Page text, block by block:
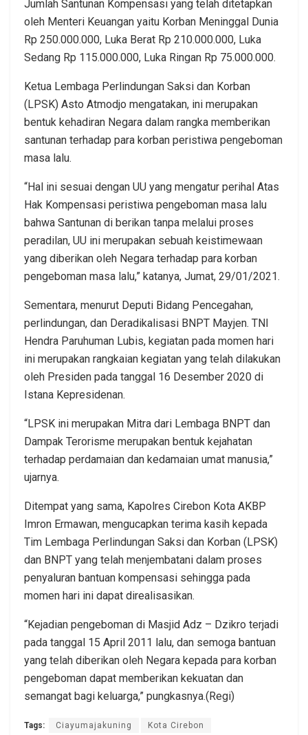
Jumlah Santunan Kompensasi yang telah ditetapkan
oleh Menteri Keuangan yaitu Korban Meninggal Dunia
Rp 250.000.000, Luka Berat Rp 210.000.000, Luka
Sedang Rp 115.000.000, Luka Ringan Rp 75.000.000.
Ketua Lembaga Perlindungan Saksi dan Korban
(LPSK) Asto Atmodjo mengatakan, ini merupakan
bentuk kehadiran Negara dalam rangka memberikan
santunan terhadap para korban peristiwa pengeboman
masa lalu.
“Hal ini sesuai dengan UU yang mengatur perihal Atas
Hak Kompensasi peristiwa pengeboman masa lalu
bahwa Santunan di berikan tanpa melalui proses
peradilan, UU ini merupakan sebuah keistimewaan
yang diberikan oleh Negara terhadap para korban
pengeboman masa lalu,” katanya, Jumat, 29/01/2021.
Sementara, menurut Deputi Bidang Pencegahan,
perlindungan, dan Deradikalisasi BNPT Mayjen. TNI
Hendra Paruhuman Lubis, kegiatan pada momen hari
ini merupakan rangkaian kegiatan yang telah dilakukan
oleh Presiden pada tanggal 16 Desember 2020 di
Istana Kepresidenan.
“LPSK ini merupakan Mitra dari Lembaga BNPT dan
Dampak Terorisme merupakan bentuk kejahatan
terhadap perdamaian dan kedamaian umat manusia,”
ujarnya.
Ditempat yang sama, Kapolres Cirebon Kota AKBP
Imron Ermawan, mengucapkan terima kasih kepada
Tim Lembaga Perlindungan Saksi dan Korban (LPSK)
dan BNPT yang telah menjembatani dalam proses
penyaluran bantuan kompensasi sehingga pada
momen hari ini dapat direalisasikan.
“Kejadian pengeboman di Masjid Adz – Dzikro terjadi
pada tanggal 15 April 2011 lalu, dan semoga bantuan
yang telah diberikan oleh Negara kepada para korban
pengeboman dapat memberikan kekuatan dan
semangat bagi keluarga,” pungkasnya.(Regi)
Tags: Ciayumajakuning Kota Cirebon